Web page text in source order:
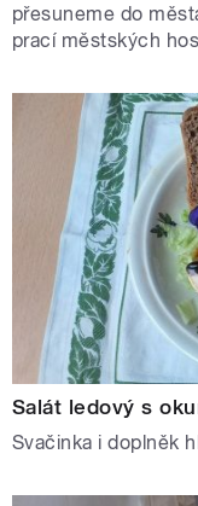
přesuneme do
prací městských
Salát ledový s
Svačinka i doplněk